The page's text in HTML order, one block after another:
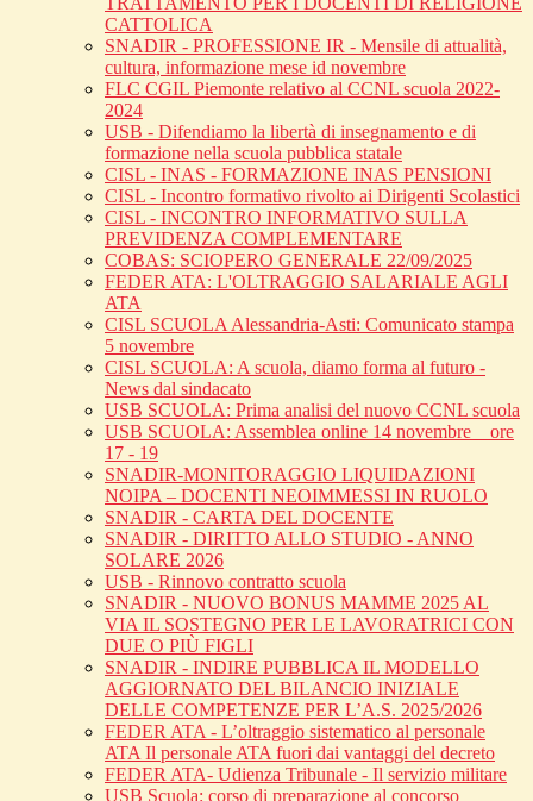
CATTOLICA
SNADIR - PROFESSIONE IR - Mensile di attualità,
cultura, informazione mese id novembre
FLC CGIL Piemonte relativo al CCNL scuola 2022-
2024
USB - Difendiamo la libertà di insegnamento e di
formazione nella scuola pubblica statale
CISL - INAS - FORMAZIONE INAS PENSIONI
CISL - Incontro formativo rivolto ai Dirigenti Scolastici
CISL - INCONTRO INFORMATIVO SULLA
PREVIDENZA COMPLEMENTARE
COBAS: SCIOPERO GENERALE 22/09/2025
FEDER ATA: L'OLTRAGGIO SALARIALE AGLI
ATA
CISL SCUOLA Alessandria-Asti: Comunicato stampa
5 novembre
CISL SCUOLA: A scuola, diamo forma al futuro -
News dal sindacato
USB SCUOLA: Prima analisi del nuovo CCNL scuola
USB SCUOLA: Assemblea online 14 novembre _ ore
17 - 19
SNADIR-MONITORAGGIO LIQUIDAZIONI
NOIPA – DOCENTI NEOIMMESSI IN RUOLO
SNADIR - CARTA DEL DOCENTE
SNADIR - DIRITTO ALLO STUDIO - ANNO
SOLARE 2026
USB - Rinnovo contratto scuola
SNADIR - NUOVO BONUS MAMME 2025 AL
VIA IL SOSTEGNO PER LE LAVORATRICI CON
DUE O PIÙ FIGLI
SNADIR - INDIRE PUBBLICA IL MODELLO
AGGIORNATO DEL BILANCIO INIZIALE
DELLE COMPETENZE PER L’A.S. 2025/2026
FEDER ATA - L’oltraggio sistematico al personale
ATA Il personale ATA fuori dai vantaggi del decreto
FEDER ATA- Udienza Tribunale - Il servizio militare
USB Scuola: corso di preparazione al concorso